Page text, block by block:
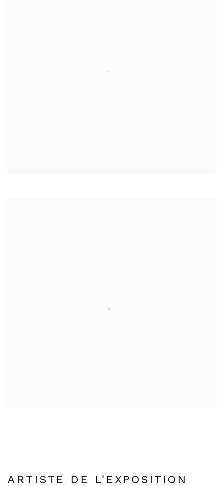
ARTISTE DE L'EXPOSITION